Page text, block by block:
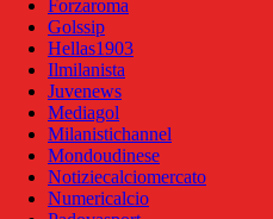
Forzaroma
Golssip
Hellas1903
Ilmilanista
Juvenews
Mediagol
Milanistichannel
Mondoudinese
Notiziecalciomercato
Numericalcio